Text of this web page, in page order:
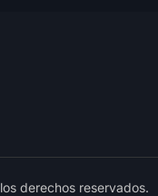
derechos reservados.